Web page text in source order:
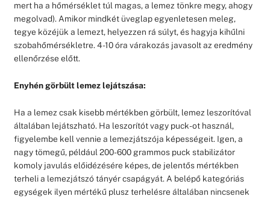
mert ha a hőmérséklet túl magas, a lemez tönkre megy, ahogy
megolvad). Amikor mindkét üveglap egyenletesen meleg,
tegye közéjük a lemezt, helyezzen rá súlyt, és hagyja kihűlni
szobahőmérsékletre. 4-10 óra várakozás javasolt az eredmény
ellenőrzése előtt.
Enyhén görbült lemez lejátszása:
Ha a lemez csak kisebb mértékben görbült, lemez leszorítóval
általában lejátszható. Ha leszorítót vagy puck-ot használ,
figyelembe kell vennie a lemezjátszója képességeit. Igen, a
nagy tömegű, például 200-600 grammos puck stabilizátor
komoly javulás előidézésére képes, de jelentős mértékben
terheli a lemezjátszó tányér csapágyát. A belépő kategóriás
egységek ilyen mértékű plusz terhelésre általában nincsenek